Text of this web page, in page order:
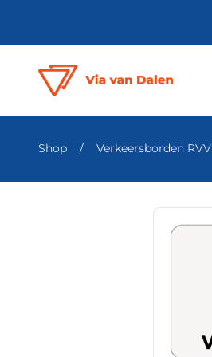
Shop / Verkeersborden RVV